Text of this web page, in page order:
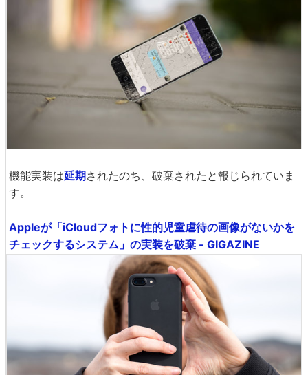
機能実装は延期されたのち、破棄されたと報じられていま
す。
Appleが「iCloudフォトに性的児童虐待の画像がないかを
チェックするシステム」の実装を破棄 - GIGAZINE